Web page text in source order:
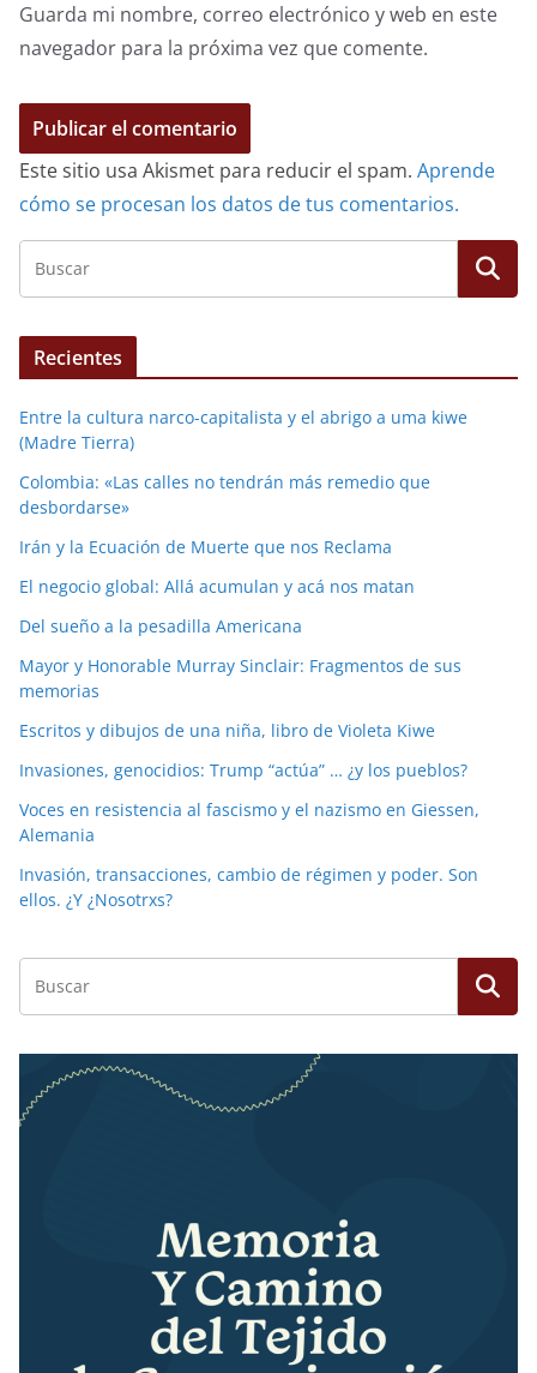
Guarda mi nombre, correo electrónico y web en este
navegador para la próxima vez que comente.
Este sitio usa Akismet para reducir el spam. Aprende
cómo se procesan los datos de tus comentarios.
Recientes
Entre la cultura narco-capitalista y el abrigo a uma kiwe
(Madre Tierra)
Colombia: «Las calles no tendrán más remedio que
desbordarse»
Irán y la Ecuación de Muerte que nos Reclama
El negocio global: Allá acumulan y acá nos matan
Del sueño a la pesadilla Americana
Mayor y Honorable Murray Sinclair: Fragmentos de sus
memorias
Escritos y dibujos de una niña, libro de Violeta Kiwe
Invasiones, genocidios: Trump “actúa” … ¿y los pueblos?
Voces en resistencia al fascismo y el nazismo en Giessen,
Alemania
Invasión, transacciones, cambio de régimen y poder. Son
ellos. ¿Y ¿Nosotrxs?